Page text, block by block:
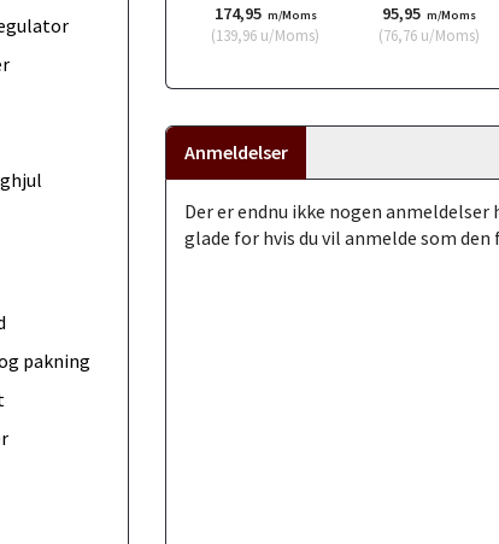
pakning
174,95 m/Moms
(139,96 u/Moms)
95,95 m/Moms
(76,76 u/Moms)
Anmeldelser
Der er endnu ikke nogen anmeldelser
glade for hvis du vil anmelde som den